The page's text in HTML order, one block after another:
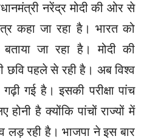
नरेंद्र मोदी की ओर से
कहा जा रहा है। भारत को
जा रहा है। मोदी की
छवि पहले से रही है। अब विश्व
गई है। इसकी परीक्षा पांच
होनी है क्योंकि पांचों राज्यों में
लड़ रही है। भाजपा ने इस बार